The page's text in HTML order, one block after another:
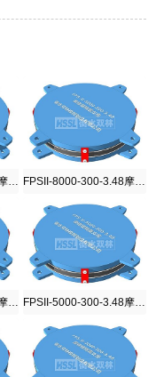
FPSII-9000-300-3.48摩擦摆隔震支座
FPSII-6000-300-3.48摩擦摆隔震支座